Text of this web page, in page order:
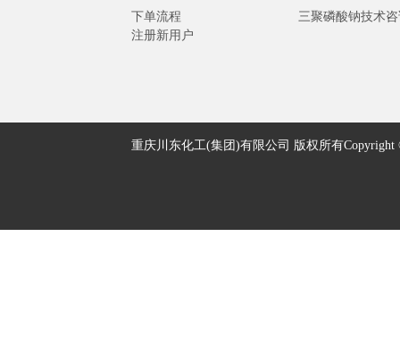
下单流程
注册新用户
三聚磷酸钠技术
重庆川东化工(集团)有限公司 版权所有Copyright